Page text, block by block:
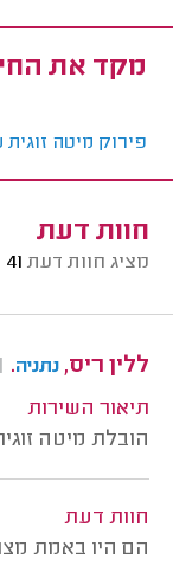
מקד את
פירוק מיטה זוגית
חוות דעת
מציג חוות דעת 41 - 50
ללין ריס, נתניה.
|
תיאור השירות
הובלת מיטה
חוות דעת
הם היו באמת